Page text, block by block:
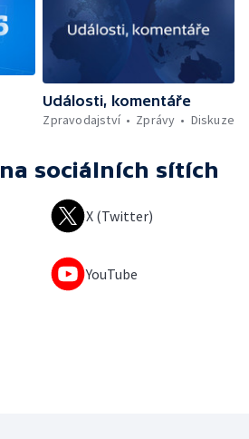
Události, komentáře
Zpravodajství
Zprávy Diskuze
na sociálních sítích
X (Twitter)
YouTube